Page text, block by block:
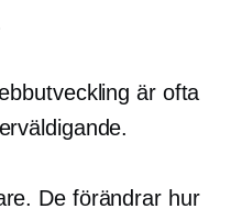
är ofta
De förändrar hur